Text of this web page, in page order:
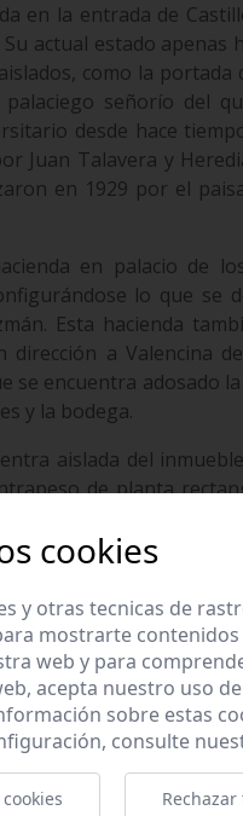
en la entrada de
actual estado apenas
como la portada
señorío del
desde hace
Juan Talavera y
en 1929 por el
en palacio de
lo que se
Esta hacienda
a Valencina
encuentra adosado
y la bodega.
aislada del
de planta
elementos decorativos
resto testimonial de
hacienda es el que
situado muy próximo
Consejería de
cookies
y otras tecnicas de
mostrarte
web y para
acepta nuestro uso
sobre estas
consulte